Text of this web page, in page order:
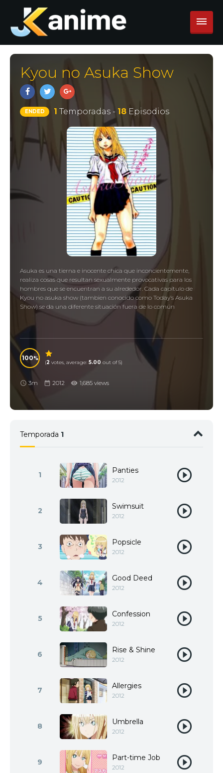
Kyou no Asuka Show
ENDED 1 Temporadas - 18Episodios
Asuka es una tierna e inocente chica que inconcientemente,
realiza cosas que resultan sexualmente provocativas para los
hombres que se encuentran a su alrededor. Cada capítulo de
Kyou no asuka show (tambien conocido como Today’s Asuka
Show) se da una diferente situación fuera de lo común
100
(2 votes, average: 5.00 out of 5)
3m 2012 1,685 views
Temporada 1
1 Panties
2012
2 Swimsuit
2012
3 Popsicle
2012
4 Good Deed
2012
5 Confession
2012
6 Rise & Shine
2012
7 Allergies
2012
8 Umbrella
2012
9 Part-time Job
2012